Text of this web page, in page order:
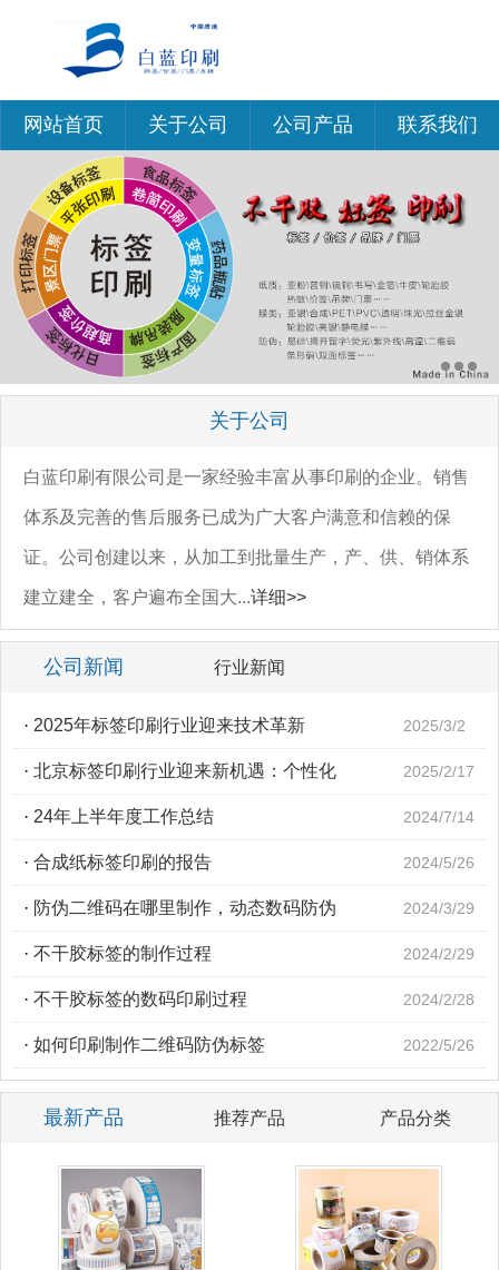
网站首页 关于公司 公司产品 联系我们
关于公司
白蓝印刷有限公司是一家经验丰富从事印刷的企业。销售
体系及完善的售后服务已成为广大客户满意和信赖的保
证。公司创建以来，从加工到批量生产，产、供、销体系
建立建全，客户遍布全国大...详细>>
公司新闻 行业新闻
· 2025年标签印刷行业迎来技术革新 2025/3/2
· 北京标签印刷行业迎来新机遇：个性化 2025/2/17
· 24年上半年度工作总结 2024/7/14
· 合成纸标签印刷的报告 2024/5/26
· 防伪二维码在哪里制作，动态数码防伪 2024/3/29
· 不干胶标签的制作过程 2024/2/29
· 不干胶标签的数码印刷过程 2024/2/28
· 如何印刷制作二维码防伪标签 2022/5/26
最新产品 推荐产品 产品分类